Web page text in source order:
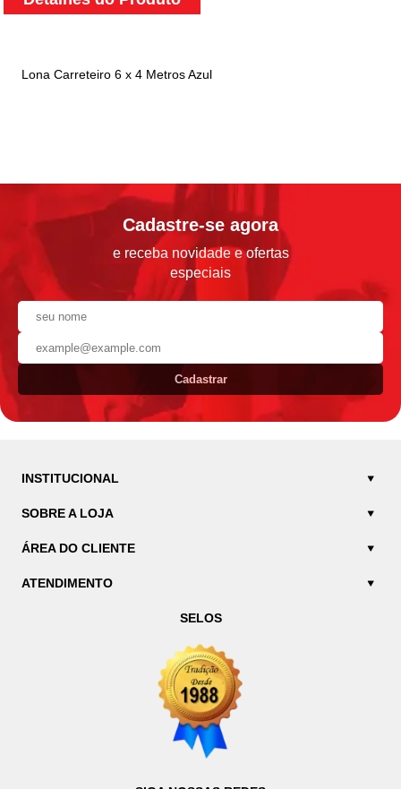
Lona Carreteiro 6 x 4 Metros Azul
Cadastre-se agora
e receba novidade e ofertas
especiais
Cadastrar
INSTITUCIONAL
SOBRE A LOJA
ÁREA DO CLIENTE
ATENDIMENTO
SELOS